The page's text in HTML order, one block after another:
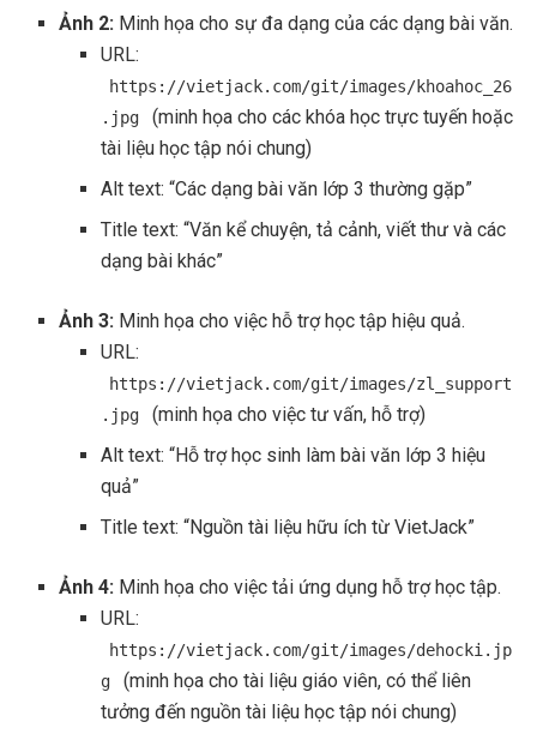
Ảnh 2: Minh họa cho sự đa dạng của các dạng bài văn.
URL:
https://vietjack.com/git/images/khoahoc_26
.jpg
(minh họa cho các khóa học trực tuyến hoặc
tài liệu học tập nói chung)
Alt text: “Các dạng bài văn lớp 3 thường gặp”
Title text: “Văn kể chuyện, tả cảnh, viết thư và các
dạng bài khác”
Ảnh 3: Minh họa cho việc hỗ trợ học tập hiệu quả.
URL:
https://vietjack.com/git/images/zl_support
.jpg
(minh họa cho việc tư vấn, hỗ trợ)
Alt text: “Hỗ trợ học sinh làm bài văn lớp 3 hiệu
quả”
Title text: “Nguồn tài liệu hữu ích từ VietJack”
Ảnh 4: Minh họa cho việc tải ứng dụng hỗ trợ học tập.
URL:
https://vietjack.com/git/images/dehocki.jp
g
(minh họa cho tài liệu giáo viên, có thể liên
tưởng đến nguồn tài liệu học tập nói chung)